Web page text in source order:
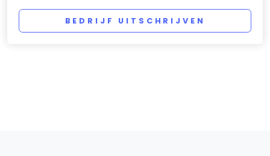
BEDRIJF UITSCHRIJVEN